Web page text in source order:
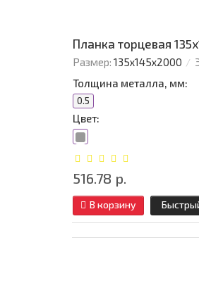
Планка торцевая
Размер: 135х145х2000
Толщина металла, мм:
0.5
Цвет:
516.78 р.
В корзину